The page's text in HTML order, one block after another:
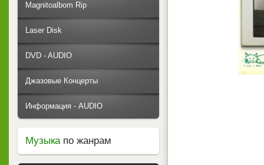
Magnitoalbom Rip
Laser Disk
DVD - AUDIO
Джазовые Концерты
Информация - AUDIO
Музыкапо жанрам